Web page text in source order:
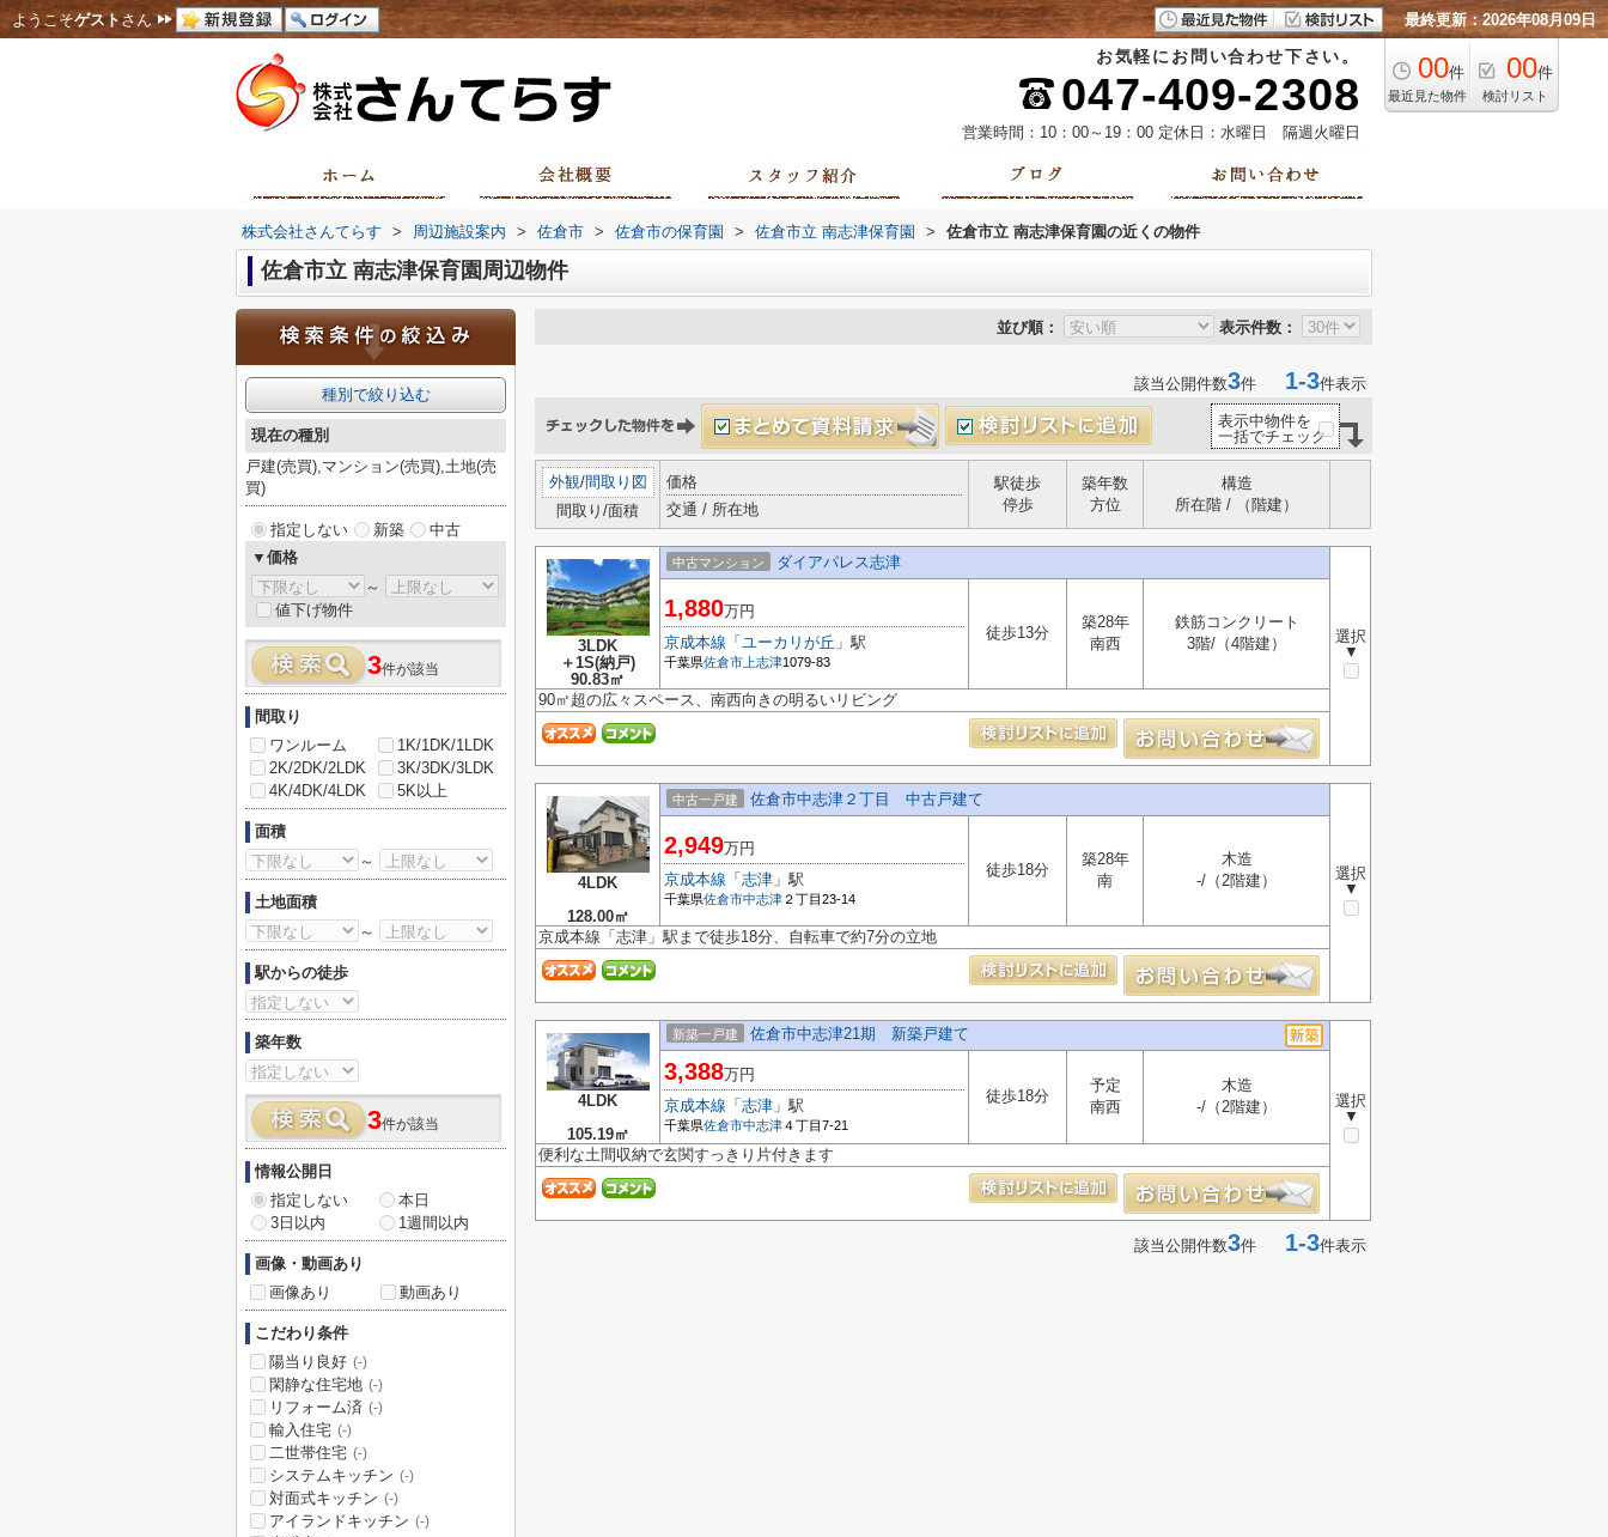
ようこそゲストさん 最終更新：2026年08月09日
お気軽にお問い合わせ下さい。
047-409-2308
営業時間：10：00～19：00 定休日：水曜日 隔週火曜日
00件
最近見た物件
00件
検討リスト
株式会社さんてらす > 周辺施設案内 > 佐倉市 > 佐倉市の保育園 > 佐倉市立 南志津保育園 > 佐倉市立 南志津保育園の近くの物件
佐倉市立 南志津保育園周辺物件
並び順： 表示件数：
該当公開件数3件 1-3件表示
表示中物件を
一括でチェック
外観/間取り図
間取り/面積
価格
交通 / 所在地
駅徒歩
停歩
築年数
方位
構造
所在階 / （階建）
3LDK
＋1S(納戸)
90.83㎡
中古マンション ダイアパレス志津
選択
▼
1,880万円
京成本線 「 ユーカリが丘 」駅
千葉県佐倉市 上志津1079-83
徒歩13分
築28年
南西
鉄筋コンクリート
3階/（4階建）
90㎡超の広々スペース、南西向きの明るいリビング
4LDK
128.00㎡
中古一戸建 佐倉市中志津２丁目 中古戸建て
選択
▼
2,949万円
京成本線 「 志津 」駅
千葉県佐倉市中志津 ２丁目23-14
徒歩18分
築28年
南
木造
-/（2階建）
京成本線「志津」駅まで徒歩18分、自転車で約7分の立地
4LDK
105.19㎡
新築一戸建 佐倉市中志津21期 新築戸建て
選択
▼
3,388万円
京成本線 「 志津 」駅
千葉県佐倉市中志津４丁目7-21
徒歩18分
予定
南西
木造
-/（2階建）
便利な土間収納で玄関すっきり片付きます
該当公開件数3件 1-3件表示
種別で絞り込む
現在の種別
戸建(売買),マンション(売買),土地(売
買)
指定しない 新築
中古
▼価格
～
値下げ物件
3件が該当
間取り
ワンルーム
1K/1DK/1LDK
2K/2DK/2LDK
3K/3DK/3LDK
4K/4DK/4LDK
5K以上
面積
～
土地面積
～
駅からの徒歩
築年数
3件が該当
情報公開日
指定しない
本日
3日以内
1週間以内
画像・動画あり
画像あり
動画あり
こだわり条件
陽当り良好 (-)
閑静な住宅地 (-)
リフォーム済 (-)
輸入住宅 (-)
二世帯住宅 (-)
システムキッチン (-)
対面式キッチン (-)
アイランドキッチン (-)